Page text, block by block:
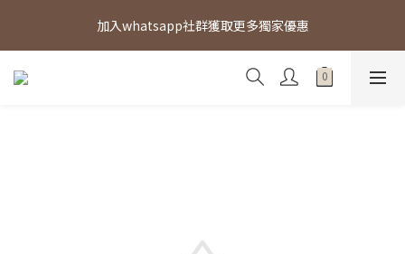
🚚全店滿$300免順豐站自取/順豐智能櫃自取運費 ｜ 全店滿800 免
直送地址運費
加入whatsapp社群獲取更多獨家優惠
🚚全店滿$300免順豐站自取/順豐智能櫃自取運費 ｜ 全店滿800 免